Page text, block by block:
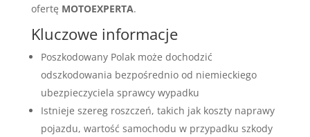
ofertę MOTOEXPERTA.
Kluczowe informacje
Poszkodowany Polak może dochodzić
odszkodowania bezpośrednio od niemieckiego
ubezpieczyciela sprawcy wypadku
Istnieje szereg roszczeń, takich jak koszty naprawy
pojazdu, wartość samochodu w przypadku szkody